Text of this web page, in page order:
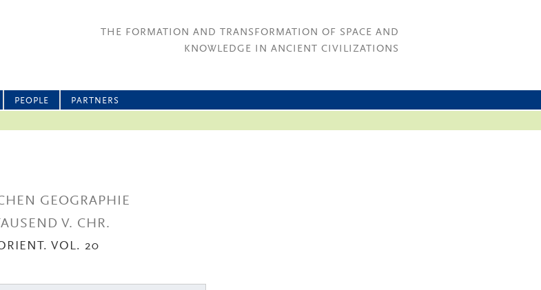
THE FORMATION AND TRANSFORMATION OF SPACE AND
KNOWLEDGE IN ANCIENT CIVILIZATIONS
PEOPLE PARTNERS
GEOGRAPHIE
V. CHR.
VOL. 20